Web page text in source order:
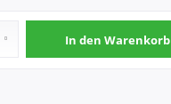
In den Warenkorb